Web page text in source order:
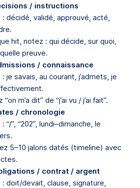
/ instructions
décidé, validé, approuvé, acté,
hit, notez : qui décide, sur quoi,
preuve.
/ connaissance
je savais, au courant, j’admets, je
m’a dit” de “j’ai vu / j’ai fait”.
/ chronologie
”, “202”, lundi–dimanche, le
5–10 jalons datés (timeline) avec
/ contrat / argent
doit/devait, clause, signature,